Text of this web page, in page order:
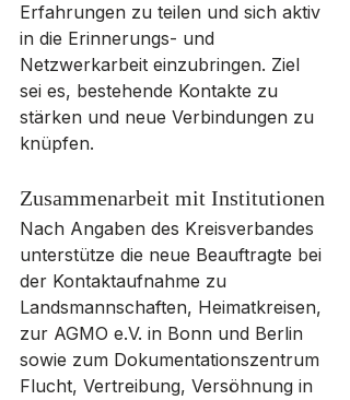
Erfahrungen zu teilen und sich aktiv
in die Erinnerungs- und
Netzwerkarbeit einzubringen. Ziel
sei es, bestehende Kontakte zu
stärken und neue Verbindungen zu
knüpfen.
Zusammenarbeit mit Institutionen
Nach Angaben des Kreisverbandes
unterstütze die neue Beauftragte bei
der Kontaktaufnahme zu
Landsmannschaften, Heimatkreisen,
zur AGMO e.V. in Bonn und Berlin
sowie zum Dokumentationszentrum
Flucht, Vertreibung, Versöhnung in